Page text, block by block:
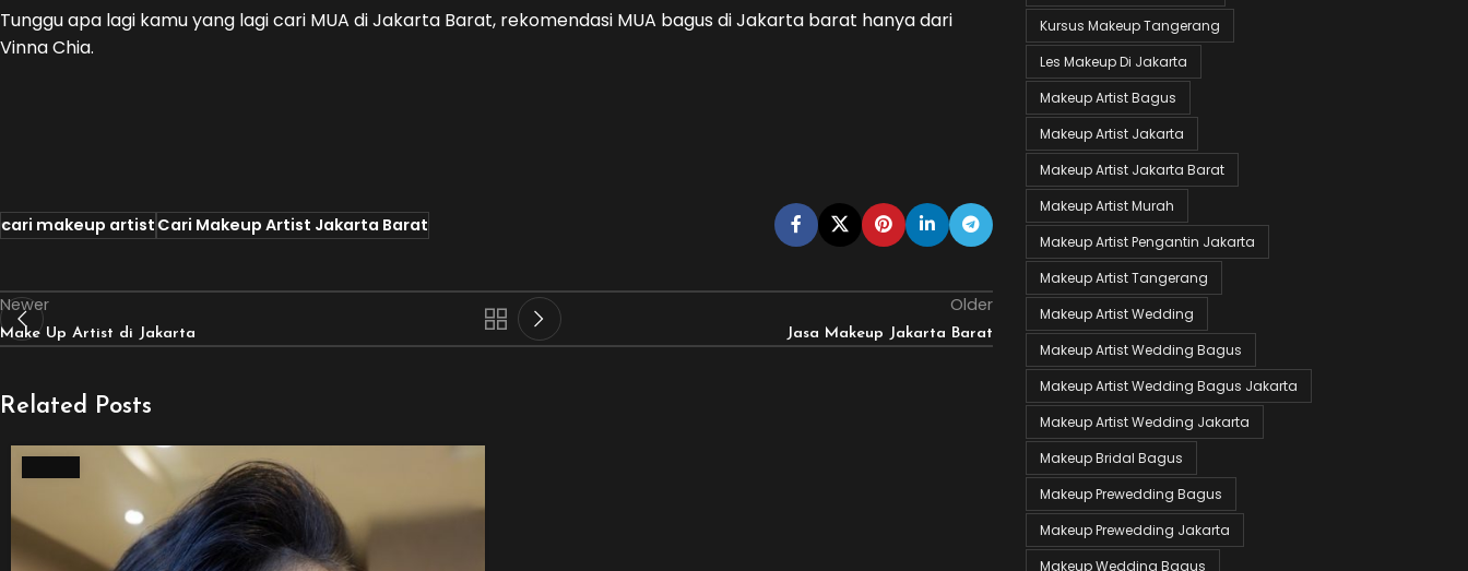
Tunggu apa lagi kamu yang lagi cari MUA di Jakarta Barat, rekomendasi MUA bagus di Jakarta barat hanya dari
Vinna Chia.
cari makeup artistCari Makeup Artist Jakarta Barat
Newer
Make Up Artist di Jakarta
Older
Jasa Makeup Jakarta Barat
Related Posts
Kursus Makeup Tangerang
Les Makeup Di Jakarta
Makeup Artist Bagus
Makeup Artist Jakarta
Makeup Artist Jakarta Barat
Makeup Artist Murah
Makeup Artist Pengantin Jakarta
Makeup Artist Tangerang
Makeup Artist Wedding
Makeup Artist Wedding Bagus
Makeup Artist Wedding Bagus Jakarta
Makeup Artist Wedding Jakarta
Makeup Bridal Bagus
Makeup Prewedding Bagus
Makeup Prewedding Jakarta
Makeup Wedding Bagus